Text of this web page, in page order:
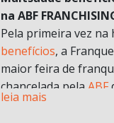
na ABF
Pela primeira vez na
benefícios, a
maior feira de
chancelada pela ABF
chegará com muitas
leia mais